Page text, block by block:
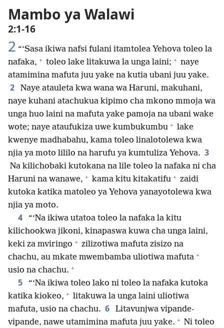
Biblia
Mambo ya Walawi
2:1-16
2 “‘Sasa ikiwa nafsi fulani itamtolea Yehova toleo la
nafaka, + toleo lake litakuwa la unga laini; + naye
atamimina mafuta juu yake na kutia ubani juu yake.
2
Naye atauleta kwa wana wa Haruni, makuhani,
naye kuhani atachukua kipimo cha mkono mmoja wa
unga huo laini na mafuta yake pamoja na ubani wake
wote; naye ataufukiza uwe kumbukumbu + lake
kwenye madhabahu, kama toleo linalotolewa kwa
njia ya moto lililo na harufu ya kumtuliza Yehova. 3
Na kilichobaki kutokana na lile toleo la nafaka ni cha
Haruni na wanawe, + kama kitu kitakatifu + zaidi
kutoka katika matoleo ya Yehova yanayotolewa kwa
njia ya moto.
4
“‘Na ikiwa utatoa toleo la nafaka la kitu
kilichookwa jikoni, kinapaswa kuwa cha unga laini,
keki za mviringo + zilizotiwa mafuta zisizo na
chachu, au mkate mwembamba uliotiwa mafuta +
usio na chachu. +
5
“‘Na ikiwa toleo lako ni toleo la nafaka kutoka
katika kiokeo, + litakuwa la unga laini uliotiwa
mafuta, usio na chachu. 6
Litavunjwa vipande-
vipande, nawe utamimina mafuta juu yake. + Ni toleo